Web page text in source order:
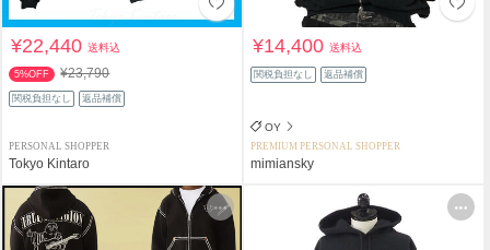
¥22,440送料込
5%OFF ¥23,790
関税負担なし 返品補償
PERSONAL SHOPPER
Tokyo Kintaro
¥14,400送料込
関税負担なし 返品補償
OY
PREMIUM PERSONAL SHOPPER
mimiansky